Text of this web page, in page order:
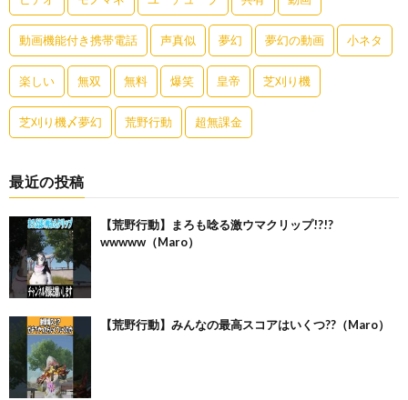
動画機能付き携帯電話 声真似 夢幻 夢幻の動画 小ネタ
楽しい 無双 無料 爆笑 皇帝 芝刈り機
芝刈り機〆夢幻 荒野行動 超無課金
最近の投稿
【荒野行動】まろも唸る激ウマクリップ!?!?
wwwww（Maro）
【荒野行動】みんなの最高スコアはいくつ??（Maro）